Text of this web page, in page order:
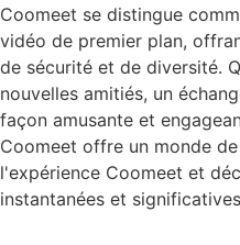
Coomeet se distingue
vidéo de premier plan,
de sécurité et de diversité.
nouvelles amitiés, un
façon amusante et
Coomeet offre un monde
l'expérience Coomeet et
instantanées et